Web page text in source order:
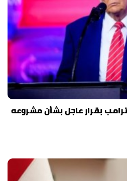
بقرار عاجل بشأن مشروعه